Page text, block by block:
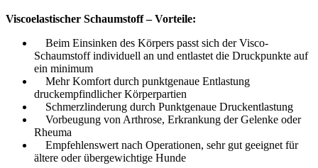
Viscoelastischer Schaumstoff – Vorteile:
Beim Einsinken des Körpers passt sich der Visco-
Schaumstoff individuell an und entlastet die Druckpunkte auf
ein minimum
Mehr Komfort durch punktgenaue Entlastung
druckempfindlicher Körperpartien
Schmerzlinderung durch Punktgenaue Druckentlastung
Vorbeugung von Arthrose, Erkrankung der Gelenke oder
Rheuma
Empfehlenswert nach Operationen, sehr gut geeignet für
ältere oder übergewichtige Hunde